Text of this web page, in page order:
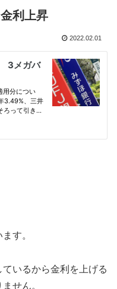
利上昇
2022.02.01
す。
いるから金利を上げる
せん。